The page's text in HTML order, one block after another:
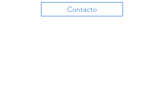
Contacto